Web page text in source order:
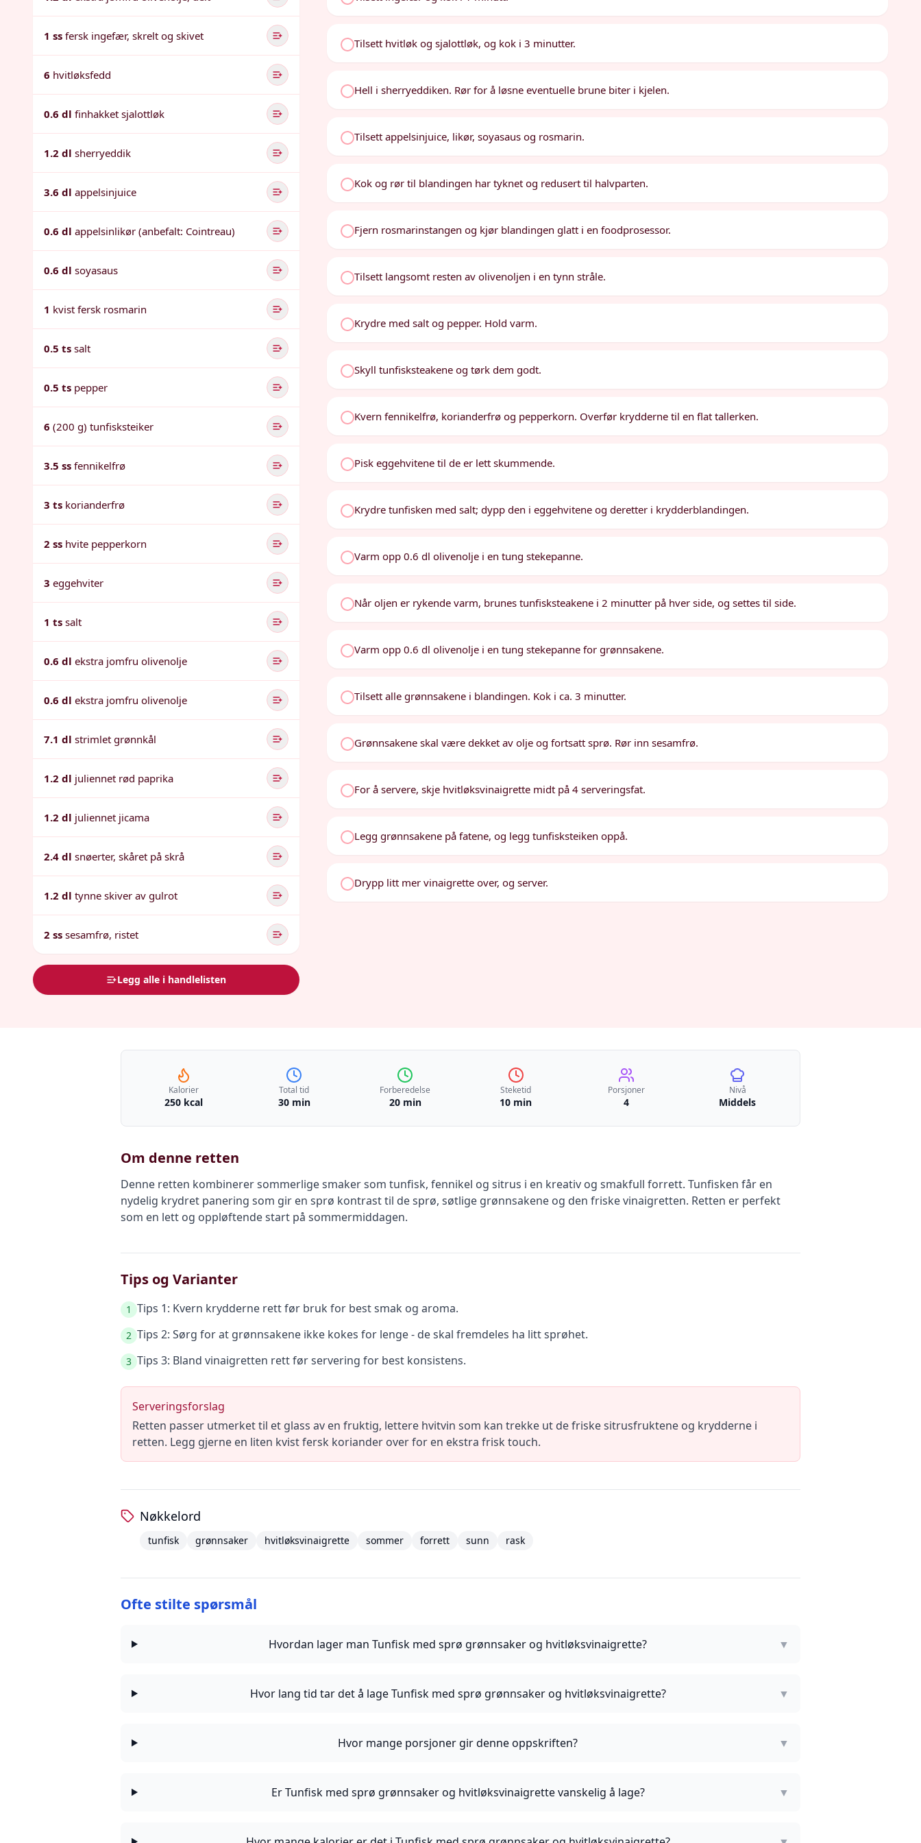
1 ss fersk ingefær, skrelt og skivet
6 hvitløksfedd
0.6 dl finhakket sjalottløk
1.2 dl sherryeddik
3.6 dl appelsinjuice
0.6 dl appelsinlikør (anbefalt: Cointreau)
0.6 dl soyasaus
1 kvist fersk rosmarin
0.5 ts salt
0.5 ts pepper
6 (200 g) tunfisksteiker
3.5 ss fennikelfrø
3 ts korianderfrø
2 ss hvite pepperkorn
3 eggehviter
1 ts salt
0.6 dl ekstra jomfru olivenolje
0.6 dl ekstra jomfru olivenolje
7.1 dl strimlet grønnkål
1.2 dl juliennet rød paprika
1.2 dl juliennet jicama
2.4 dl snøerter, skåret på skrå
1.2 dl tynne skiver av gulrot
2 ss sesamfrø, ristet
Legg alle i handlelisten
Tilsett hvitløk og sjalottløk, og kok i 3 minutter.
Hell i sherryeddiken. Rør for å løsne eventuelle brune biter i kjelen.
Tilsett appelsinjuice, likør, soyasaus og rosmarin.
Kok og rør til blandingen har tyknet og redusert til halvparten.
Fjern rosmarinstangen og kjør blandingen glatt i en foodprosessor.
Tilsett langsomt resten av olivenoljen i en tynn stråle.
Krydre med salt og pepper. Hold varm.
Skyll tunfisksteakene og tørk dem godt.
Kvern fennikelfrø, korianderfrø og pepperkorn. Overfør krydderne til en flat tallerken.
Pisk eggehvitene til de er lett skummende.
Krydre tunfisken med salt; dypp den i eggehvitene og deretter i krydderblandingen.
Varm opp 0.6 dl olivenolje i en tung stekepanne.
Når oljen er rykende varm, brunes tunfisksteakene i 2 minutter på hver side, og settes til side.
Varm opp 0.6 dl olivenolje i en tung stekepanne for grønnsakene.
Tilsett alle grønnsakene i blandingen. Kok i ca. 3 minutter.
Grønnsakene skal være dekket av olje og fortsatt sprø. Rør inn sesamfrø.
For å servere, skje hvitløksvinaigrette midt på 4 serveringsfat.
Legg grønnsakene på fatene, og legg tunfisksteiken oppå.
Drypp litt mer vinaigrette over, og server.
Kalorier
250 kcal
Total tid
30 min
Forberedelse
20 min
Steketid
10 min
Porsjoner
4
Nivå
Middels
Om denne retten
Denne retten kombinerer sommerlige smaker som tunfisk, fennikel og sitrus i en kreativ og smakfull forrett. Tunfisken får en
nydelig krydret panering som gir en sprø kontrast til de sprø, søtlige grønnsakene og den friske vinaigretten. Retten er perfekt
som en lett og oppløftende start på sommermiddagen.
Tips og Varianter
1 Tips 1: Kvern krydderne rett før bruk for best smak og aroma.
2 Tips 2: Sørg for at grønnsakene ikke kokes for lenge - de skal fremdeles ha litt sprøhet.
3 Tips 3: Bland vinaigretten rett før servering for best konsistens.
Serveringsforslag
Retten passer utmerket til et glass av en fruktig, lettere hvitvin som kan trekke ut de friske sitrusfruktene og krydderne i
retten. Legg gjerne en liten kvist fersk koriander over for en ekstra frisk touch.
Nøkkelord
tunfisk grønnsaker hvitløksvinaigrette sommer forrett sunn rask
Ofte stilte spørsmål
Hvordan lager man Tunfisk med sprø grønnsaker og hvitløksvinaigrette? ▼
Hvor lang tid tar det å lage Tunfisk med sprø grønnsaker og hvitløksvinaigrette? ▼
Hvor mange porsjoner gir denne oppskriften? ▼
Er Tunfisk med sprø grønnsaker og hvitløksvinaigrette vanskelig å lage? ▼